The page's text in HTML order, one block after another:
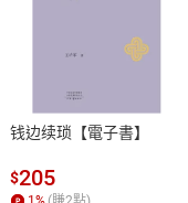
山田弘美、濱田真由
版】》《科學證實！吸
文藻外語學院日文科
譯作有《3分鐘未來日
務、文藝等領域之口譯。
wanjukung@gmail.com
付款方式
ATM轉帳、信用卡
钱边续琐【電子書】
$205